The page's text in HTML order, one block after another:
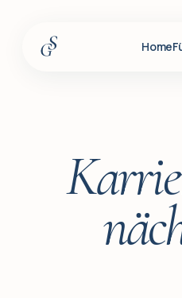
Home
Über mich